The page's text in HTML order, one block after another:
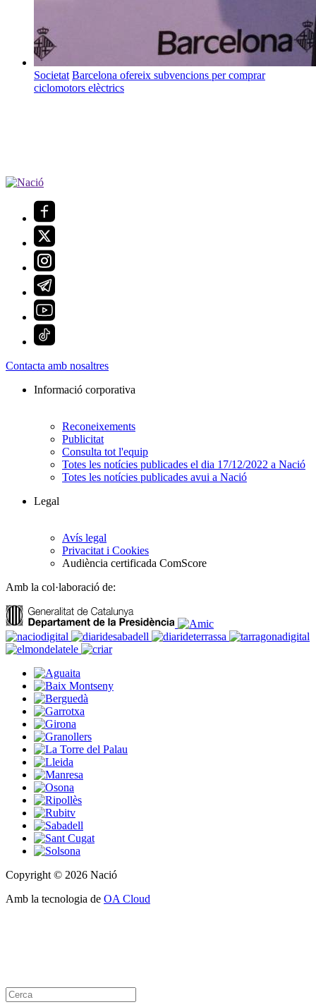
Societat Barcelona ofereix subvencions per comprar
ciclomotors elèctrics
Contacta amb nosaltres
Informació corporativa
Reconeixements
Publicitat
Consulta tot l'equip
Totes les notícies publicades el dia 17/12/2022 a Nació
Totes les notícies publicades avui a Nació
Legal
Avís legal
Privacitat i Cookies
Audiència certificada ComScore
Amb la col·laboració de:
Copyright © 2026 Nació
Amb la tecnologia de OA Cloud